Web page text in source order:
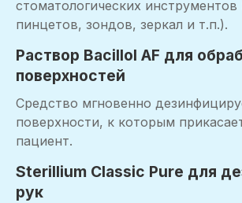
стоматологических
пинцетов, зондов, зеркал и т.п.).
Раствор Bacillol AF для
поверхностей
Средство мгновенно
поверхности, к которым
пациент.
Sterillium Classic Pure для
рук